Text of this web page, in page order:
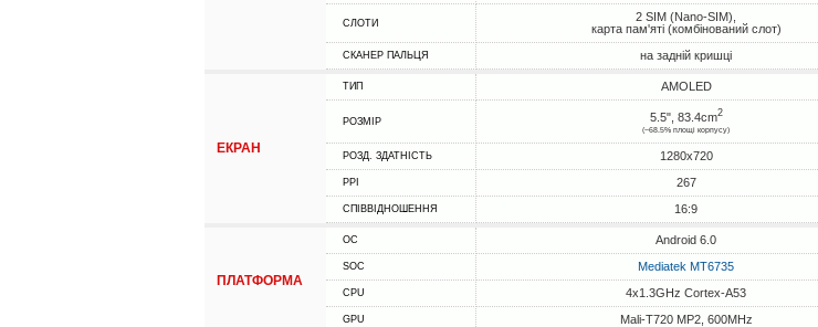
СЛОТИ
2 SIM (Nano-SIM),
карта пам'яті (комбінований слот)
СКАНЕР ПАЛЬЦЯ на задній кришці
ЕКРАН
ТИП AMOLED
РОЗМІР 5.5", 83.4cm2
(~68.5% площі корпусу)
РОЗД. ЗДАТНІСТЬ 1280x720
PPI 267
СПІВВІДНОШЕННЯ 16:9
ПЛАТФОРМА
ОС Android 6.0
SOC Mediatek MT6735
CPU 4x1.3GHz Cortex-A53
GPU Mali-T720 MP2, 600MHz